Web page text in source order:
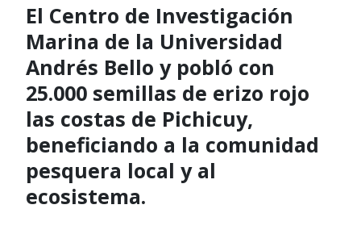
El Centro de Investigación
Marina de la Universidad
Andrés Bello y pobló con
25.000 semillas de erizo rojo
las costas de Pichicuy,
beneficiando a la comunidad
pesquera local y al
ecosistema.